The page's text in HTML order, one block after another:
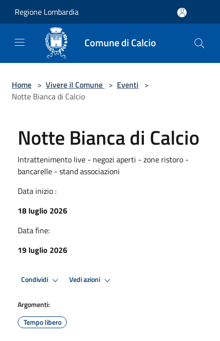
Regione Lombardia
Comune di Calcio
Home > Vivere il Comune > Eventi >
Notte Bianca di Calcio
Notte Bianca di Calcio
Intrattenimento live - negozi aperti - zone ristoro -
bancarelle - stand associazioni
Data inizio :
18 luglio 2026
Data fine:
19 luglio 2026
Condividi Vedi azioni
Argomenti:
Tempo libero